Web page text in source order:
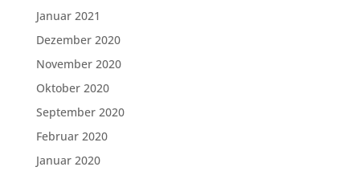
Januar 2021
Dezember 2020
November 2020
Oktober 2020
September 2020
Februar 2020
Januar 2020